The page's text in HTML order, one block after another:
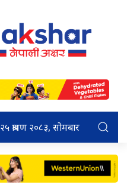
२५ श्रावण २०८३, सोमबार